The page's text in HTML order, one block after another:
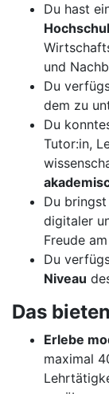
Du hast
und
Du
dem zu
Du
Tutor:in,
Du bringst
digitaler
Freude
Du
Niveau
Das
Erlebe
maximal